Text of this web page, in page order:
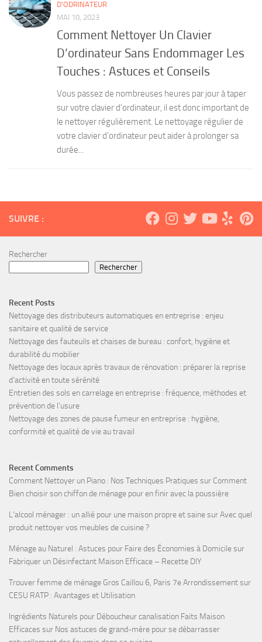
D'ODRINATEUR
MAI 10, 2023
Comment Nettoyer Un Clavier
D’ordinateur Sans Endommager Les
Touches : Astuces et Conseils
Vous passez de nombreuses heures par jour à taper
sur votre clavier d’ordinateur, il est donc important de
le nettoyer régulièrement. Le nettoyage régulier de
votre clavier d’ordinateur peut aider à prolonger sa
durée...
SUIVRE :
Rechercher
Rechercher
Recent Posts
Nettoyage des distributeurs automatiques en entreprise : enjeu
sanitaire et qualité de service
Nettoyage des fauteuils et chaises de bureau : confort, hygiène et
durabilité du mobilier
Nettoyage des locaux après travaux de rénovation : préparer la reprise
d’activité en toute sérénité
Entretien des sols en carrelage en entreprise : fréquence, méthodes et
prévention de l’usure
Nettoyage des zones de pause fumeur en entreprise : hygiène,
conformité et qualité de vie au travail
Recent Comments
Comment Nettoyer un Piano : Nos Techniques Pratiques sur Comment
Bien choisir son chiffon de ménage pour en finir avec la poussière
L'alcool ménager : un allié pour une maison propre et sainesurAvec quel
produit nettoyer vos meubles de cuisine ?
Ménage au Naturel : Astuces pour Faire des Économies à Domicilesur
Fabriquer un Désinfectant Maison Efficace – Recette DIY
Trouver femme de ménage Gros Caillou 6, Paris 7e Arrondissementsur
CESU RATP : Avantages et Utilisation
Ingrédients Naturels pour Déboucheur canalisation Faits Maison
Efficaces sur Nos astuces de grand-mère pour se débarrasser